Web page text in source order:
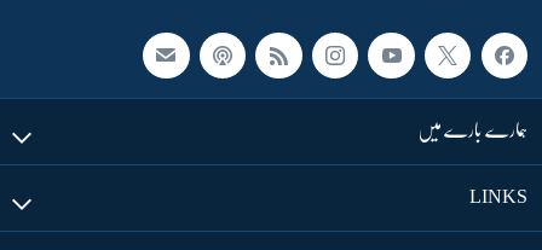
ہمارے بارے میں
LINKS